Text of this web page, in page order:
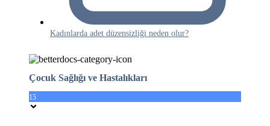
Kadınlarda adet düzensizliği neden olur?
Çocuk Sağlığı ve Hastalıkları
15